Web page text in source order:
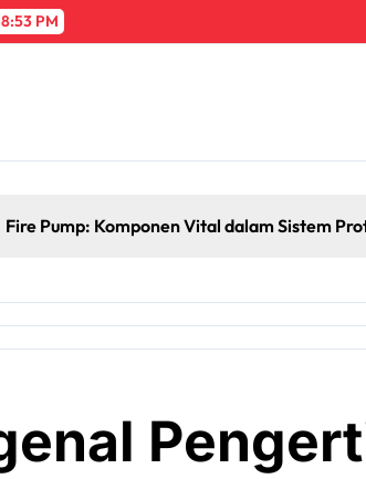
PM
Fire Pump: Komponen Vital dalam Sistem